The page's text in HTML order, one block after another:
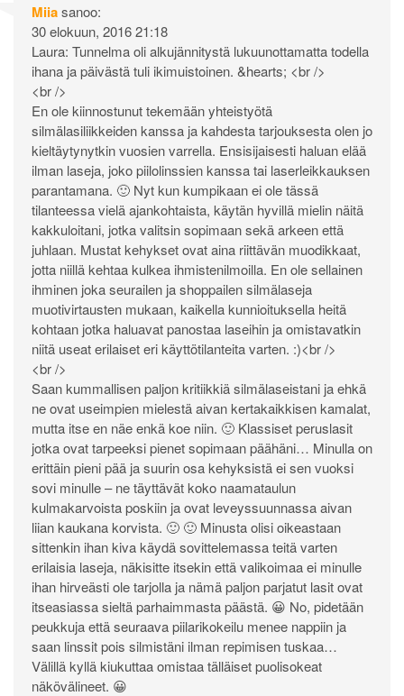
Miiasanoo:
30 elokuun, 2016 21:18
Laura: Tunnelma oli alkujännitystä lukuunottamatta todella
ihana ja päivästä tuli ikimuistoinen. &hearts; <br />
<br />
En ole kiinnostunut tekemään yhteistyötä
silmälasiliikkeiden kanssa ja kahdesta tarjouksesta olen jo
kieltäytynytkin vuosien varrella. Ensisijaisesti haluan elää
ilman laseja, joko piilolinssien kanssa tai laserleikkauksen
parantamana. 🙂 Nyt kun kumpikaan ei ole tässä
tilanteessa vielä ajankohtaista, käytän hyvillä mielin näitä
kakkuloitani, jotka valitsin sopimaan sekä arkeen että
juhlaan. Mustat kehykset ovat aina riittävän muodikkaat,
jotta niillä kehtaa kulkea ihmistenilmoilla. En ole sellainen
ihminen joka seurailen ja shoppailen silmälaseja
muotivirtausten mukaan, kaikella kunnioituksella heitä
kohtaan jotka haluavat panostaa laseihin ja omistavatkin
niitä useat erilaiset eri käyttötilanteita varten. :)<br />
<br />
Saan kummallisen paljon kritiikkiä silmälaseistani ja ehkä
ne ovat useimpien mielestä aivan kertakaikkisen kamalat,
mutta itse en näe enkä koe niin. 🙂 Klassiset peruslasit
jotka ovat tarpeeksi pienet sopimaan päähäni… Minulla on
erittäin pieni pää ja suurin osa kehyksistä ei sen vuoksi
sovi minulle – ne täyttävät koko naamataulun
kulmakarvoista poskiin ja ovat leveyssuunnassa aivan
liian kaukana korvista. 🙂 🙂 Minusta olisi oikeastaan
sittenkin ihan kiva käydä sovittelemassa teitä varten
erilaisia laseja, näkisitte itsekin että valikoimaa ei minulle
ihan hirveästi ole tarjolla ja nämä paljon parjatut lasit ovat
itseasiassa sieltä parhaimmasta päästä. 😀 No, pidetään
peukkuja että seuraava piilarikokeilu menee nappiin ja
saan linssit pois silmistäni ilman repimisen tuskaa…
Välillä kyllä kiukuttaa omistaa tälläiset puolisokeat
näkövälineet. 😀